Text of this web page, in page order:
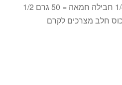
כוסות סוכר כפית דבש 1/4 חבילה חמאה = 50 גרם 1/2
כוסות קמח תופח 1/4 כוס חלב מצרכים לקרם